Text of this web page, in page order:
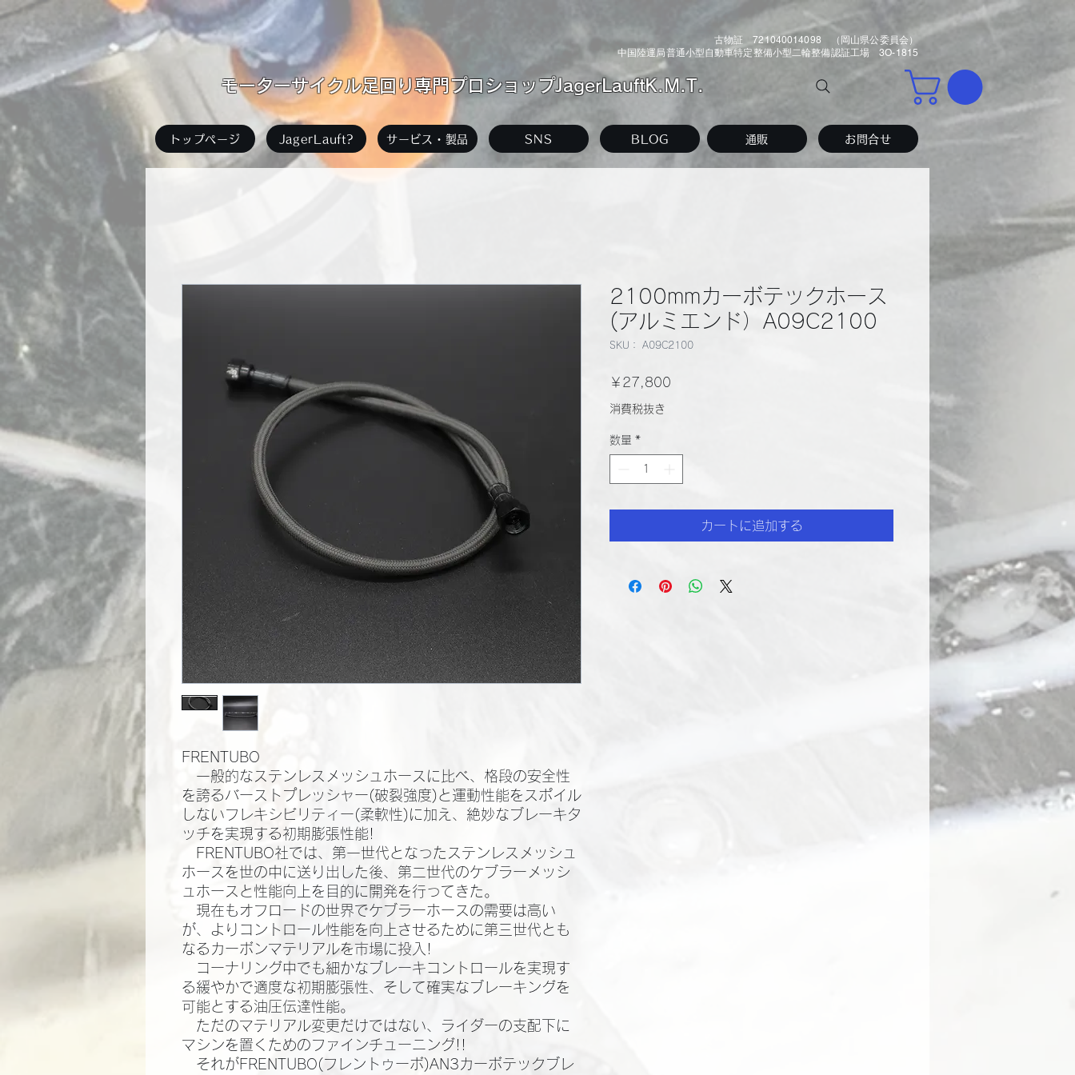
古物証 721040014098 （岡山県公委員会）
中国陸運局普通小型自動車特定整備小型二輪整備認証工場 3O-1815
​モーターサイクル足回り専門プロショップJagerLauftK.M.T.
トップページ JagerLauft? サービス・製品 SNS BLOG 通販 お問合せ
FRENTUBO
一般的なステンレスメッシュホースに比べ、格段の安全性
を誇るバーストプレッシャー(破裂強度)と運動性能をスポイル
しないフレキシビリティー(柔軟性)に加え、絶妙なブレーキタ
ッチを実現する初期膨張性能!​
FRENTUBO社では、第一世代となったステンレスメッシュ
ホースを世の中に送り出した後、第二世代のケブラーメッシ
ュホースと性能向上を目的に開発を行ってきた。​
現在もオフロードの世界でケブラーホースの需要は高い
が、よりコントロール性能を向上させるために第三世代とも
なるカーボンマテリアルを市場に投入!​
コーナリング中でも細かなブレーキコントロールを実現す
る緩やかで適度な初期膨張性、そして確実なブレーキングを
可能とする油圧伝達性能。​
ただのマテリアル変更だけではない、ライダーの支配下に
マシンを置くためのファインチューニング!!​
それがFRENTUBO(フレントゥーボ)AN3カーボテックブレ
2100mmカーボテックホース
(アルミエンド）A09C2100
SKU： A09C2100
￥27,800
消費税抜き
数量 *
カートに追加する